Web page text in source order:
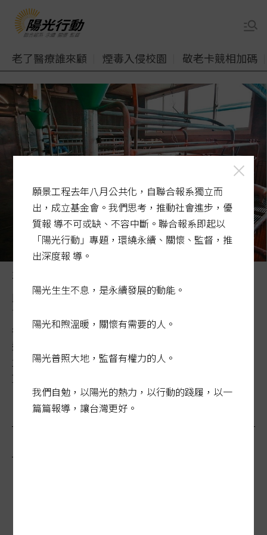
老了醫療誰來顧 煙毒入侵校園 敬老卡競相加碼
非洲豬瘟防疫更嚴峻 別忘當年1700億的痛
民國八十六年三月，口蹄疫風暴席捲台灣養豬業，超過三
百八十萬頭豬隻四個月內被撲殺，豬肉市場價格崩盤。一
年後，每年五百億豬肉外銷市場蒸發，產業鍊經濟損失高
達一千七百億元。雲林有家豬場在風暴中倖免於難，農場
主人李坤達回首當年卻感嘆：「就是因為沒有中，所以賠
更多！」...
願景工程去年八月公共化，自聯合報系獨立而
出，成立基金會。我們思考，推動社會進步，優
質報 導不可或缺、不容中斷。聯合報系即起以
「陽光行動」專題，環繞永續、關懷、監督，推
出深度報 導。
陽光生生不息，是永續發展的動能。
陽光和煦溫暖，關懷有需要的人。
陽光普照大地，監督有權力的人。
我們自勉，以陽光的熱力，以行動的踐履，以一
篇篇報導，讓台灣更好。